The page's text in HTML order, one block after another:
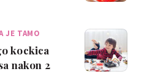
JE TAMO
kockica
nakon 2